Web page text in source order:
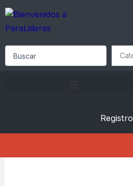
Skip
content
Registro